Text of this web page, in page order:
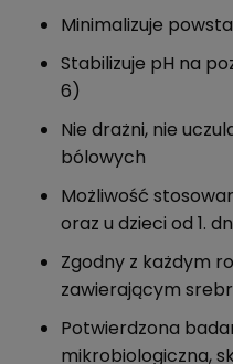
Minimalizuje
Stabilizuje pH na
6)
Nie drażni, nie
bólowych
Możliwość
oraz u dzieci od 1.
Zgodny z każdym
zawierającym
Potwierdzona
mikrobiologiczna,